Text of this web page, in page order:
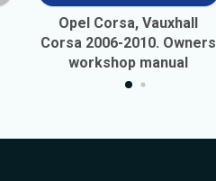
Opel Corsa, Vauxhall
Corsa 2006-2010. Owners
workshop manual